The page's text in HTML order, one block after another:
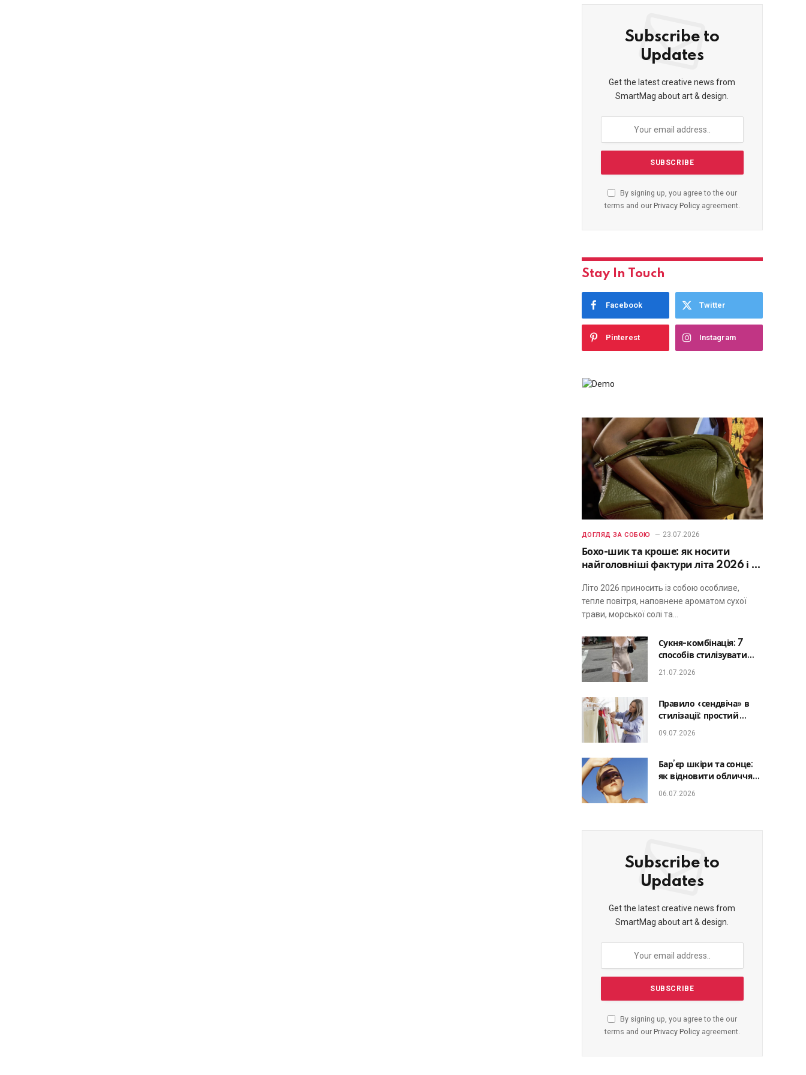
Subscribe to
Updates
Get the latest creative news from
SmartMag about art & design.
By signing up, you agree to the our
terms and our Privacy Policyagreement.
Stay In Touch
Facebook Twitter
Pinterest Instagram
ДОГЛЯД ЗА СОБОЮ 23.07.2026
Бохо-шик та кроше: як носити
найголовніші фактури літа 2026 і не
Літо 2026 приносить із собою особливе,
тепле повітря, наповнене ароматом сухої
трави, морської солі та…
Сукня-комбінація: 7
способів стилізувати
головну базу літа від
21.07.2026
Правило «сендвіча» в
стилізації: простий
лайфхак, який зробить
09.07.2026
Бар’єр шкіри та сонце:
як відновити обличчя
після відпустки та
06.07.2026
Subscribe to
Updates
Get the latest creative news from
SmartMag about art & design.
By signing up, you agree to the our
terms and our Privacy Policyagreement.